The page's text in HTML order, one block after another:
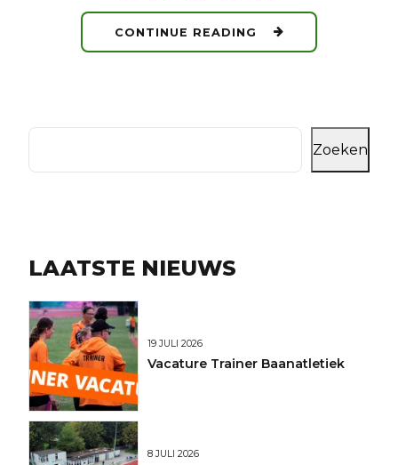
CONTINUE READING
Zoeken
LAATSTE NIEUWS
19 JULI 2026
Vacature Trainer Baanatletiek
8 JULI 2026